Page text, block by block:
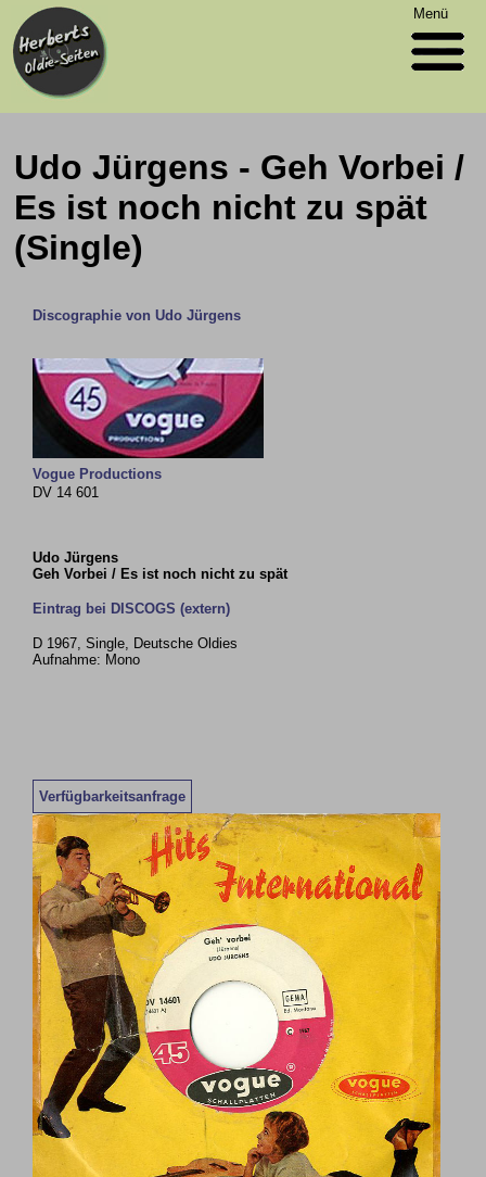
Menü
Udo Jürgens - Geh Vorbei /
Es ist noch nicht zu spät
(Single)
Discographie von Udo Jürgens
Vogue Productions
DV 14 601
Udo Jürgens
Geh Vorbei / Es ist noch nicht zu spät
Eintrag bei DISCOGS (extern)
D 1967, Single, Deutsche Oldies
Aufnahme: Mono
Verfügbarkeitsanfrage